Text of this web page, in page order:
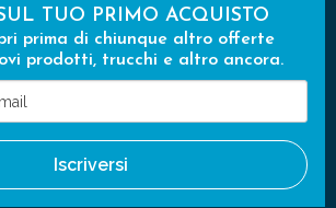
TUO PRIMO ACQUISTO
prima di chiunque altro offerte
prodotti, trucchi e altro ancora.
Iscriversi